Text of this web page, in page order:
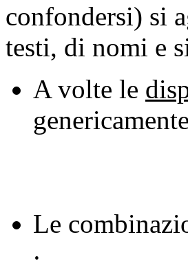
confondersi) si
testi, di nomi e
A volte le
genericamente
Le